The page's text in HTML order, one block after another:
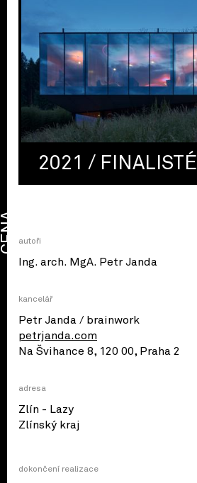
2021 / FINALISTÉ
autoři
Ing. arch. MgA. Petr Janda
kancelář
Petr Janda / brainwork
petrjanda.com
Na Švihance 8, 120 00, Praha 2
adresa
Zlín - Lazy
Zlínský kraj
dokončení realizace
CENA